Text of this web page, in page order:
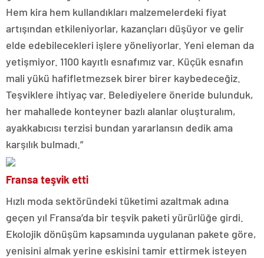
Hem kira hem kullandıkları malzemelerdeki fiyat
artışından etkileniyorlar, kazançları düşüyor ve gelir
elde edebilecekleri işlere yöneliyorlar. Yeni eleman da
yetişmiyor. 1100 kayıtlı esnafımız var. Küçük esnafın
mali yükü hafifletmezsek birer birer kaybedeceğiz.
Teşviklere ihtiyaç var. Belediyelere öneride bulunduk,
her mahallede konteyner bazlı alanlar oluşturalım,
ayakkabıcısı terzisi bundan yararlansın dedik ama
karşılık bulmadı.”
Fransa teşvik etti
Hızlı moda sektöründeki tüketimi azaltmak adına
geçen yıl Fransa’da bir teşvik paketi yürürlüğe girdi.
Ekolojik dönüşüm kapsamında uygulanan pakete göre,
yenisini almak yerine eskisini tamir ettirmek isteyen